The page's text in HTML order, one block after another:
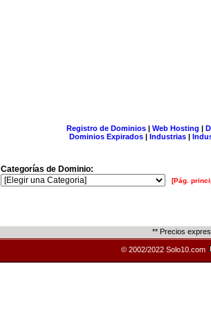
Registro de Dominios| Web Hosting |
Dominios Expirados | Industrias |
Categorías de Dominio:
[Pág.
** Precios
© 2002/2022 Solo10.com